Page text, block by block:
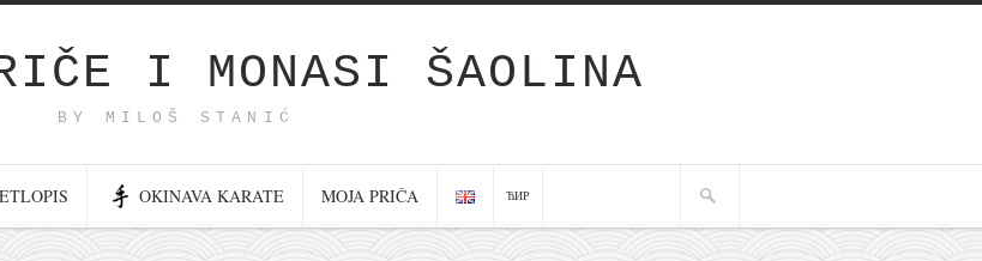
I MONASI ŠAOLINA
BY MILOŠ STANIĆ
OKINAVA KARATE MOJA PRIČA ЋИР